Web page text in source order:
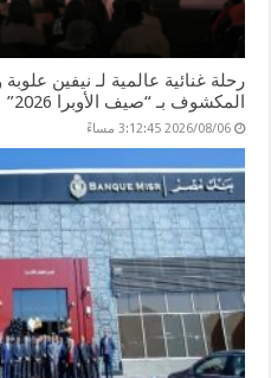
رحلة غنائية عالمية لـ نيفين
المكشوف بـ “صيف الأوبرا 2026”
2026/08/06 3:12:45 مساءً